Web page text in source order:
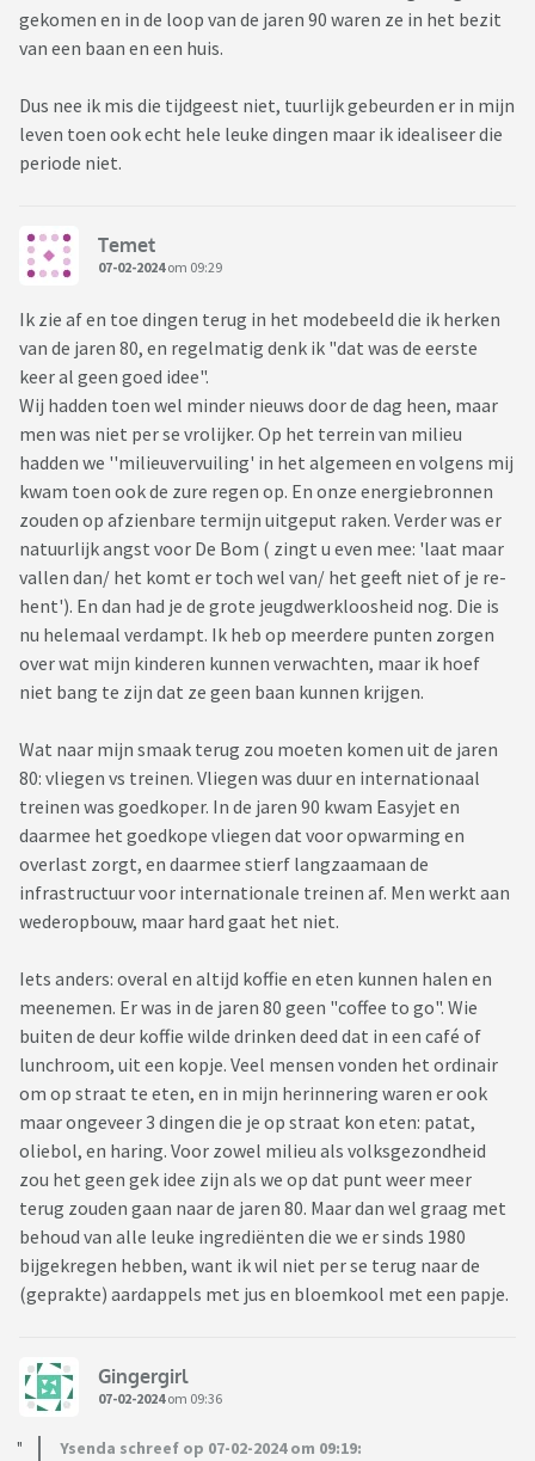
gekomen en in de loop van de jaren 90 waren ze in het bezit
van een baan en een huis.
Dus nee ik mis die tijdgeest niet, tuurlijk gebeurden er in mijn
leven toen ook echt hele leuke dingen maar ik idealiseer die
periode niet.
Temet
07-02-2024om 09:29
Ik zie af en toe dingen terug in het modebeeld die ik herken
van de jaren 80, en regelmatig denk ik "dat was de eerste
keer al geen goed idee".
Wij hadden toen wel minder nieuws door de dag heen, maar
men was niet per se vrolijker. Op het terrein van milieu
hadden we ''milieuvervuiling' in het algemeen en volgens mij
kwam toen ook de zure regen op. En onze energiebronnen
zouden op afzienbare termijn uitgeput raken. Verder was er
natuurlijk angst voor De Bom ( zingt u even mee: 'laat maar
vallen dan/ het komt er toch wel van/ het geeft niet of je re-
hent'). En dan had je de grote jeugdwerkloosheid nog. Die is
nu helemaal verdampt. Ik heb op meerdere punten zorgen
over wat mijn kinderen kunnen verwachten, maar ik hoef
niet bang te zijn dat ze geen baan kunnen krijgen.
Wat naar mijn smaak terug zou moeten komen uit de jaren
80: vliegen vs treinen. Vliegen was duur en internationaal
treinen was goedkoper. In de jaren 90 kwam Easyjet en
daarmee het goedkope vliegen dat voor opwarming en
overlast zorgt, en daarmee stierf langzaamaan de
infrastructuur voor internationale treinen af. Men werkt aan
wederopbouw, maar hard gaat het niet.
Iets anders: overal en altijd koffie en eten kunnen halen en
meenemen. Er was in de jaren 80 geen "coffee to go". Wie
buiten de deur koffie wilde drinken deed dat in een café of
lunchroom, uit een kopje. Veel mensen vonden het ordinair
om op straat te eten, en in mijn herinnering waren er ook
maar ongeveer 3 dingen die je op straat kon eten: patat,
oliebol, en haring. Voor zowel milieu als volksgezondheid
zou het geen gek idee zijn als we op dat punt weer meer
terug zouden gaan naar de jaren 80. Maar dan wel graag met
behoud van alle leuke ingrediënten die we er sinds 1980
bijgekregen hebben, want ik wil niet per se terug naar de
(geprakte) aardappels met jus en bloemkool met een papje.
Gingergirl
07-02-2024om 09:36
Ysenda schreef op 07-02-2024 om 09:19: